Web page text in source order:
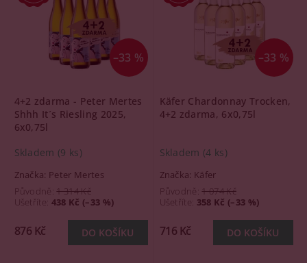
–33 %
4+2 zdarma - Peter Mertes
Shhh It´s Riesling 2025,
6x0,75l
Skladem (9 ks)
Značka: Peter Mertes
Původně:1 314 Kč
Ušetříte: 438 Kč (–33 %)
876 Kč
–33 %
Käfer Chardonnay Trocken,
4+2 zdarma, 6x0,75l
Skladem (4 ks)
Značka: Käfer
Původně:1 074 Kč
Ušetříte: 358 Kč (–33 %)
716 Kč